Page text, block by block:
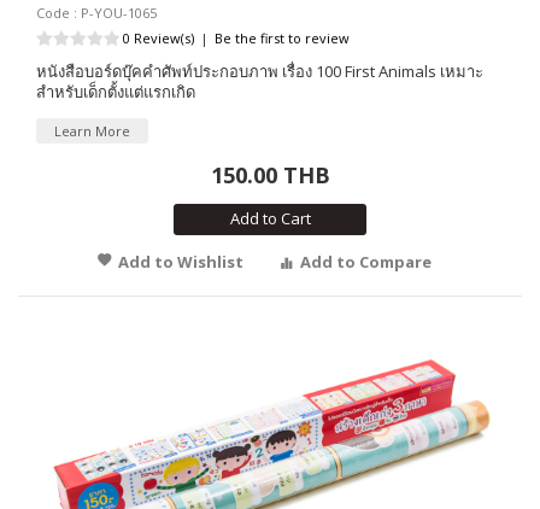
Code : P-YOU-1065
0 Review(s) | Be the first to review
หนังสือบอร์ดบุ๊คคำศัพท์ประกอบภาพ เรื่อง 100 First Animals เหมาะ
สำหรับเด็กตั้งแต่แรกเกิด
Learn More
150.00 THB
Add to Cart
Add to Wishlist
Add to Compare